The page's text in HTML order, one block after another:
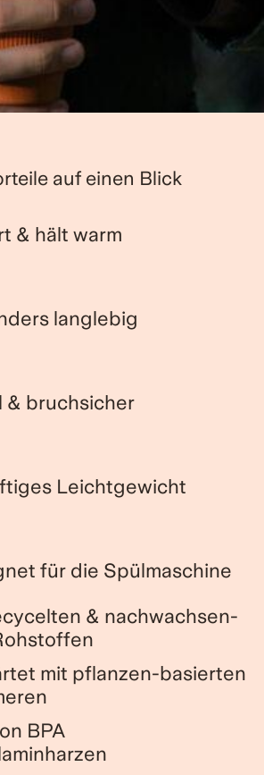
auf einen Blick
& hält warm
langlebig
& bruchsicher
Leichtgewicht
für die Spülmaschine
& nach­wach­sen­
mit pflanzen-basierten
BPA